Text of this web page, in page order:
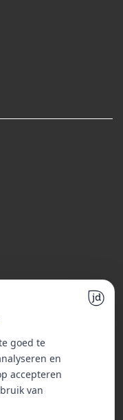
goed te
en
accepteren
van